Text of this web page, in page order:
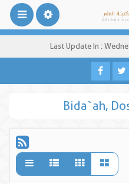
Last Update In :
Bida`ah,